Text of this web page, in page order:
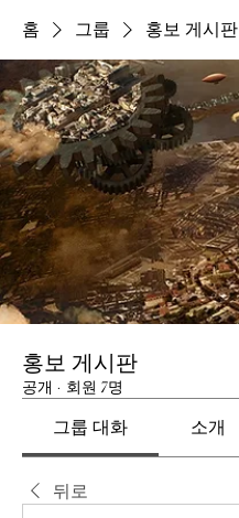
홈 그룹 홍보 게시판
홍보 게시판
공개 · 회원 7명
그룹 대화 소개
뒤로